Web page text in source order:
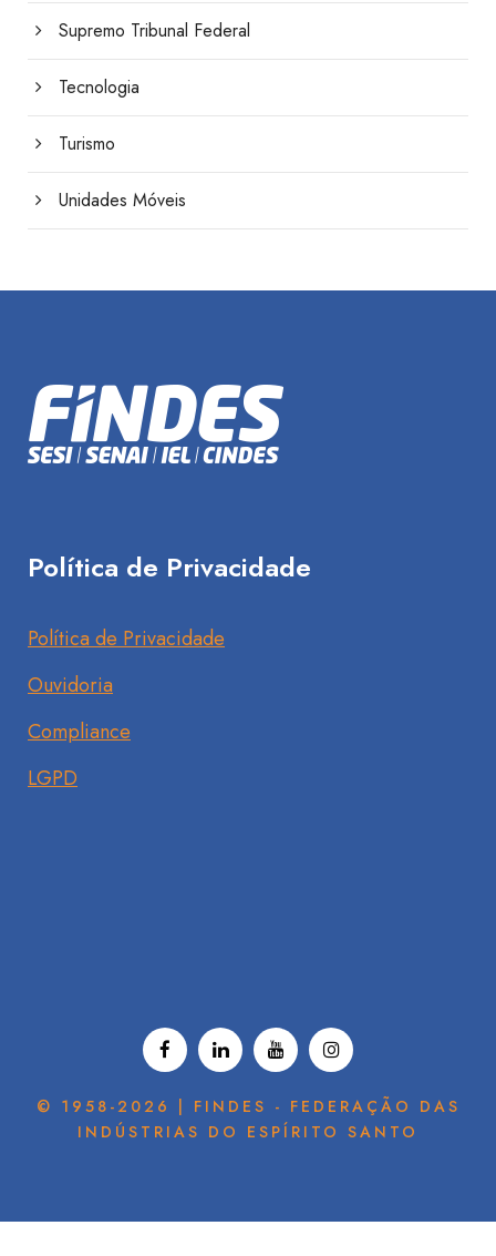
Supremo Tribunal Federal
Tecnologia
Turismo
Unidades Móveis
Política de Privacidade
Política de Privacidade
Ouvidoria
Compliance
LGPD
© 1958-2026 | FINDES - FEDERAÇÃO DAS
INDÚSTRIAS DO ESPÍRITO SANTO